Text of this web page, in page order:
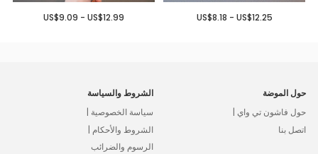
US$8.18 - US$12.25
US$9.09 - US$12.99
حول الموضة
حول فاشون تي واي |
اتصل بنا
الشروط والسياسة
سياسة الخصوصية |
الشروط والأحكام |
الرسوم والضرائب